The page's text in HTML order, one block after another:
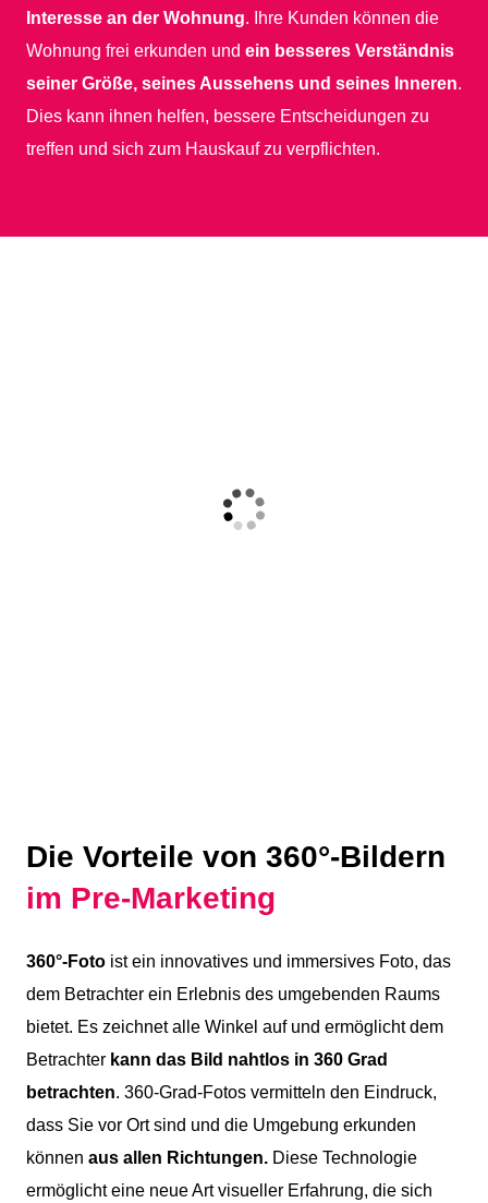
Interesse an der Wohnung. Ihre Kunden können die
Wohnung frei erkunden und ein besseres Verständnis
seiner Größe, seines Aussehens und seines Inneren.
Dies kann ihnen helfen, bessere Entscheidungen zu
treffen und sich zum Hauskauf zu verpflichten.
Die Vorteile von 360°-Bildern
im Pre-Marketing
360°-Foto ist ein innovatives und immersives Foto, das
dem Betrachter ein Erlebnis des umgebenden Raums
bietet. Es zeichnet alle Winkel auf und ermöglicht dem
Betrachter kann das Bild nahtlos in 360 Grad
betrachten. 360-Grad-Fotos vermitteln den Eindruck,
dass Sie vor Ort sind und die Umgebung erkunden
können aus allen Richtungen. Diese Technologie
ermöglicht eine neue Art visueller Erfahrung, die sich